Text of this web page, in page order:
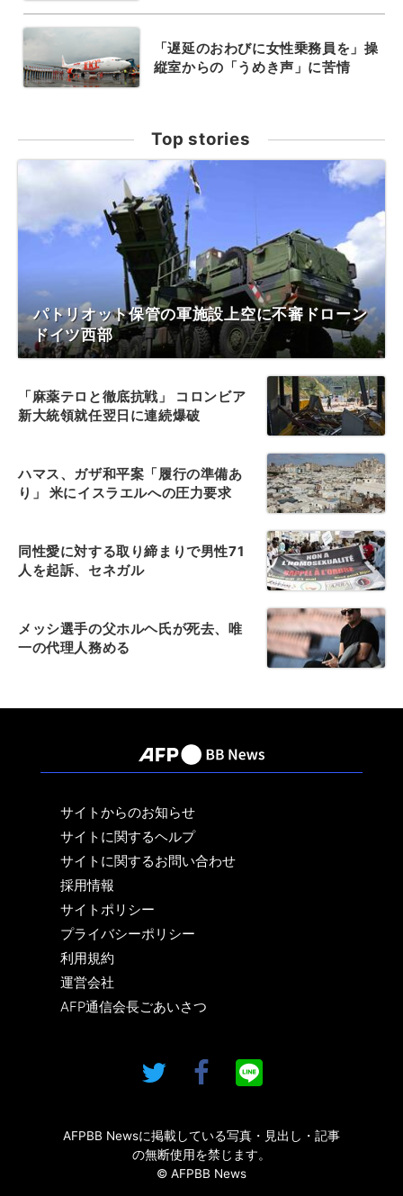
「遅延のおわびに女性乗務員を」操
縦室からの「うめき声」に苦情
Top stories
パトリオット保管の軍施設上空に不審ドローン
ドイツ西部
「麻薬テロと徹底抗戦」 コロンビア
新大統領就任翌日に連続爆破
ハマス、ガザ和平案「履行の準備あ
り」 米にイスラエルへの圧力要求
同性愛に対する取り締まりで男性71
人を起訴、セネガル
メッシ選手の父ホルヘ氏が死去、唯
一の代理人務める
サイトからのお知らせ
サイトに関するヘルプ
サイトに関するお問い合わせ
採用情報
サイトポリシー
プライバシーポリシー
利用規約
運営会社
AFP通信会長ごあいさつ
AFPBB Newsに掲載している写真・見出し・記事
の無断使用を禁じます。
© AFPBB News